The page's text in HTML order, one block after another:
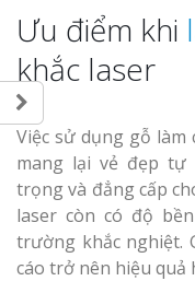
Ưu điểm khi
khắc laser
Việc sử dụng gỗ
mang lại vẻ đẹp tự
trọng và đẳng cấp
laser còn có độ
trường khắc nghiệt.
cáo trở nên hiệu quả